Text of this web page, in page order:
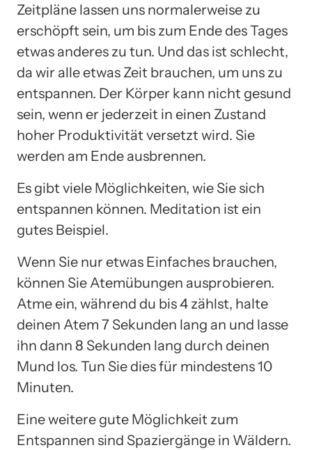
Zeitpläne lassen uns normalerweise zu
erschöpft sein, um bis zum Ende des Tages
etwas anderes zu tun. Und das ist schlecht,
da wir alle etwas Zeit brauchen, um uns zu
entspannen. Der Körper kann nicht gesund
sein, wenn er jederzeit in einen Zustand
hoher Produktivität versetzt wird. Sie
werden am Ende ausbrennen.
Es gibt viele Möglichkeiten, wie Sie sich
entspannen können. Meditation ist ein
gutes Beispiel.
Wenn Sie nur etwas Einfaches brauchen,
können Sie Atemübungen ausprobieren.
Atme ein, während du bis 4 zählst, halte
deinen Atem 7 Sekunden lang an und lasse
ihn dann 8 Sekunden lang durch deinen
Mund los. Tun Sie dies für mindestens 10
Minuten.
Eine weitere gute Möglichkeit zum
Entspannen sind Spaziergänge in Wäldern.